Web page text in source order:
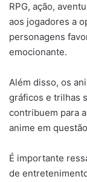
RPG, ação,
aos jogadores a
personagens
emocionante.
Além disso, os
gráficos e trilhas
contribuem para
anime em
É importante
de